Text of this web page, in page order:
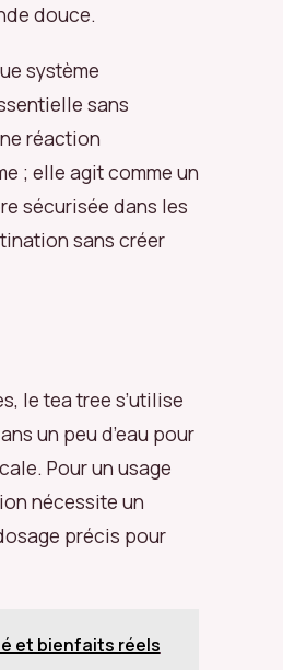
douce.
système
sans
réaction
; elle agit comme un
sécurisée dans les
sans créer
le tea tree s’utilise
un peu d’eau pour
Pour un usage
nécessite un
précis pour
et bienfaits réels